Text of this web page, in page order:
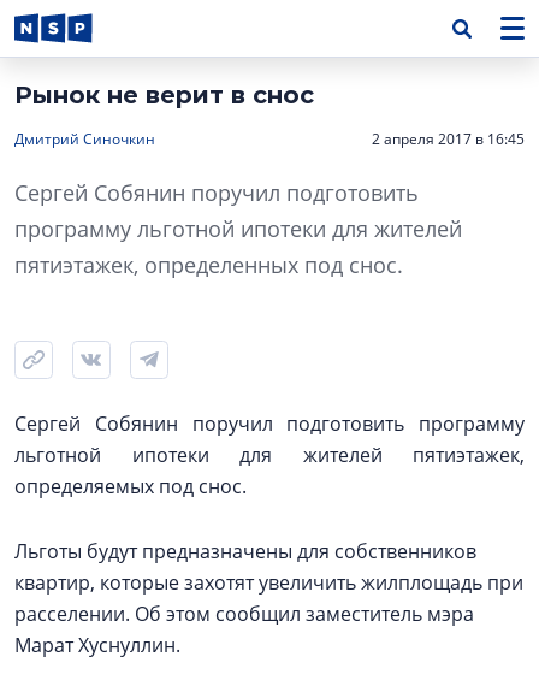
Рынок не верит в снос
Дмитрий Синочкин 2 апреля 2017 в 16:45
Сергей Собянин поручил подготовить
программу льготной ипотеки для жителей
пятиэтажек, определенных под снос.
Сергей Собянин поручил подготовить программу
льготной ипотеки для жителей пятиэтажек,
определяемых под снос.
Льготы будут предназначены для собственников
квартир, которые захотят увеличить жилплощадь при
расселении. Об этом сообщил заместитель мэра
Марат Хуснуллин.